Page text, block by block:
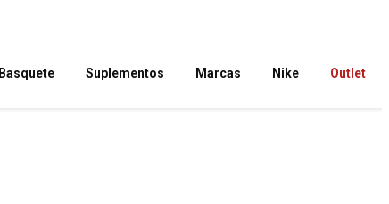
Basquete Suplementos Marcas Nike Outlet